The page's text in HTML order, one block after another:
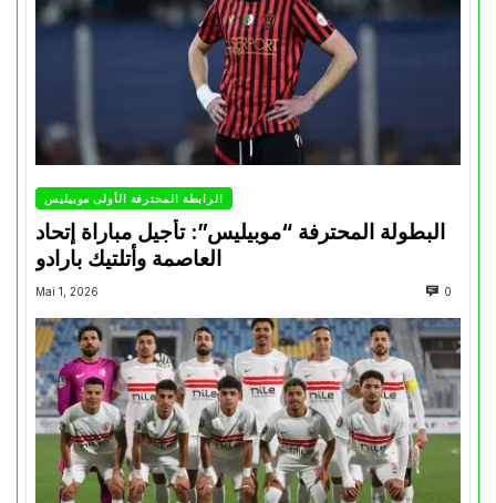
الرابطة المحترفة الأولى موبيليس
البطولة المحترفة “موبيليس”: تأجيل مباراة إتحاد
العاصمة وأتلتيك بارادو
Mai 1, 2026 0